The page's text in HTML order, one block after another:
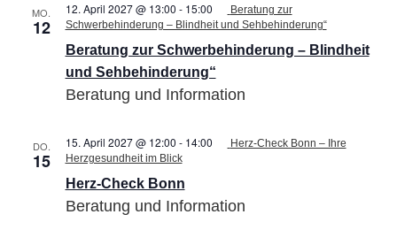
MO.
12
Beratung zur Schwerbehinderung – Blindheit
und Sehbehinderung“
12. April 2027 @ 13:00 - 15:00
Beratung zur
Schwerbehinderung – Blindheit und Sehbehinderung“
Beratung und Information
DO.
15
Herz-Check Bonn
15. April 2027 @ 12:00 - 14:00
Herz-Check Bonn – Ihre
Herzgesundheit im Blick
Beratung und Information